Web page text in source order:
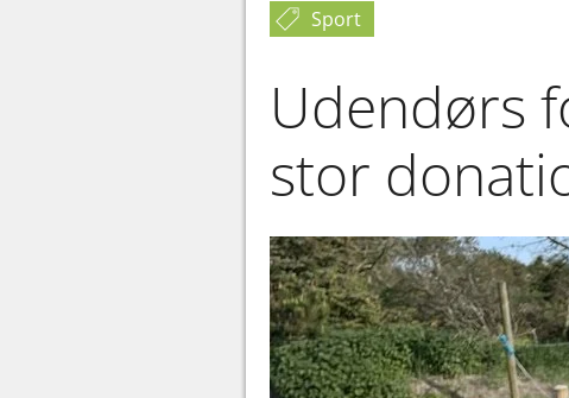
Sport
Udendørs
stor